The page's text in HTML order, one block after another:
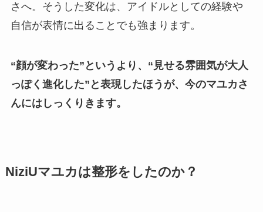
さへ。そうした変化は、アイドルとしての経験や
自信が表情に出ることでも強まります。
“顔が変わった”というより、“見せる雰囲気が大人
っぽく進化した”と表現したほうが、今のマユカさ
んにはしっくりきます。
NiziUマユカは整形をしたのか？